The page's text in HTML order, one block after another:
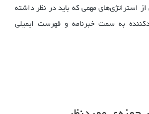
استراتژی‌های مهمی که باید در نظر داشته
به سمت خبرنامه و فهرست ایمیلی